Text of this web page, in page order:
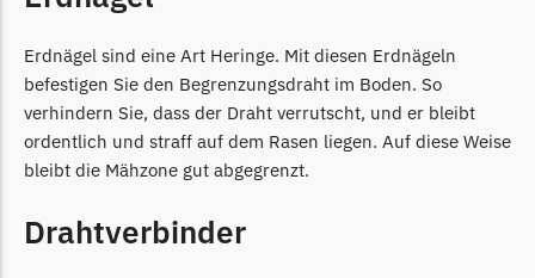
Begrenzungsdraht
Lizard
Lizard Messer
Begrenzungsdraht
LUX-Tools
Erdnägel sind eine Art Heringe. Mit diesen Erdnägeln
befestigen Sie den Begrenzungsdraht im Boden. So
verhindern Sie, dass der Draht verrutscht, und er bleibt
ordentlich und straff auf dem Rasen liegen. Auf diese Weise
bleibt die Mähzone gut abgegrenzt.
Drahtverbinder